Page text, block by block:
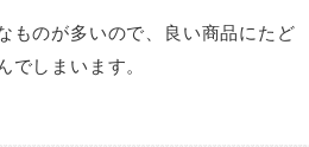
ものが多いので、良い商品にたど
でしまいます。